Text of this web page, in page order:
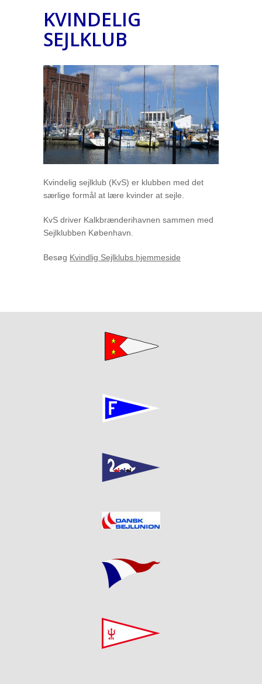
KVINDELIG
SEJLKLUB
Kvindelig sejlklub (KvS) er klubben med det
særlige formål at lære kvinder at sejle.
KvS driver Kalkbrænderihavnen sammen med
Sejlklubben København.
Besøg Kvindlig Sejlklubs hjemmeside